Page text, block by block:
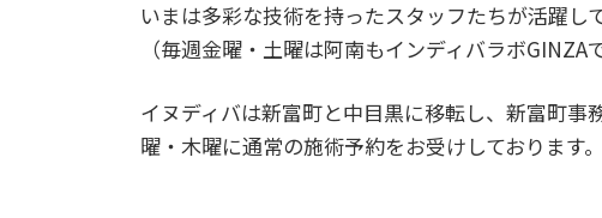
いまは多彩な技術を持ったスタッフたちが活躍し
（毎週金曜・土曜は阿南もインディバラボGINZA
イヌディバは新富町と中目黒に移転し、新富町
曜・木曜に通常の施術予約をお受けしております。